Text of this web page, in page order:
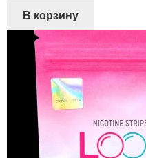
В корзину